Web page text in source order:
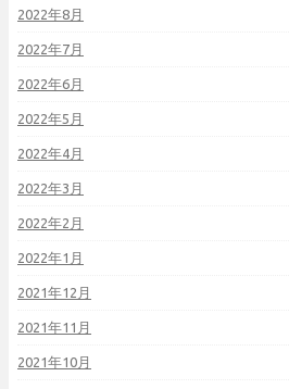
2022年8月
2022年7月
2022年6月
2022年5月
2022年4月
2022年3月
2022年2月
2022年1月
2021年12月
2021年11月
2021年10月